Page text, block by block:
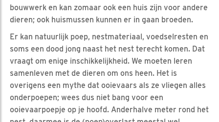
bouwwerk en kan zomaar ook een huis zijn voor andere
dieren; ook huismussen kunnen er in gaan broeden.
Er kan natuurlijk poep, nestmateriaal, voedselresten en
soms een dood jong naast het nest terecht komen. Dat
vraagt om enige inschikkelijkheid. We moeten leren
samenleven met de dieren om ons heen. Het is
overigens een mythe dat ooievaars als ze vliegen alles
onderpoepen; wees dus niet bang voor een
ooievaarpoepje op je hoofd. Anderhalve meter rond het